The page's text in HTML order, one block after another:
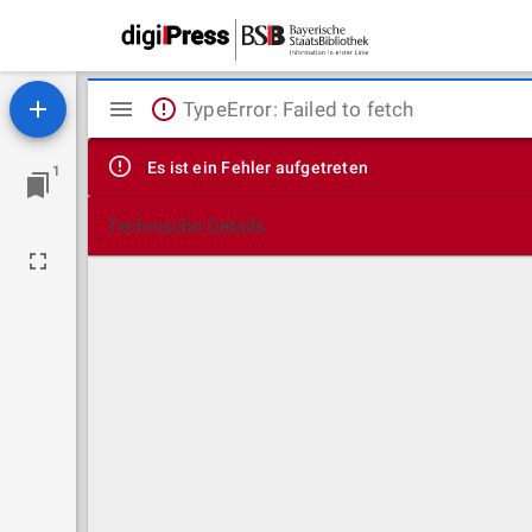
1
Mirador
Viewer
TypeError: Failed to fetch
Es ist ein Fehler aufgetreten
Technische Details